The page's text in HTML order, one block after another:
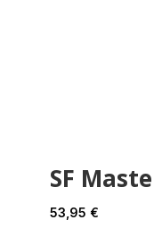
SF
53,95 €